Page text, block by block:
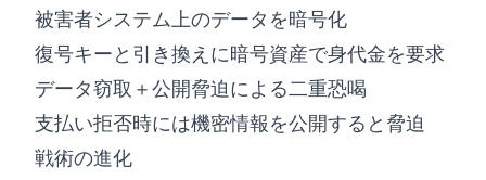
被害者システム上のデータを暗号化
復号キーと引き換えに暗号資産で身代金を要求
データ窃取＋公開脅迫による二重恐喝
支払い拒否時には機密情報を公開すると脅迫
戦術の進化